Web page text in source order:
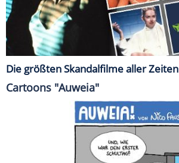
Die größten Skandalfilme aller Zeiten
Cartoons "Auweia"